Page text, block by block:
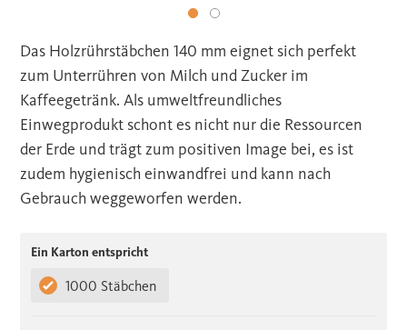
Das Holzrührstäbchen 140 mm eignet sich perfekt
zum Unterrühren von Milch und Zucker im
Kaffeegetränk. Als umweltfreundliches
Einwegprodukt schont es nicht nur die Ressourcen
der Erde und trägt zum positiven Image bei, es ist
zudem hygienisch einwandfrei und kann nach
Gebrauch weggeworfen werden.
Ein Karton entspricht
1000 Stäbchen